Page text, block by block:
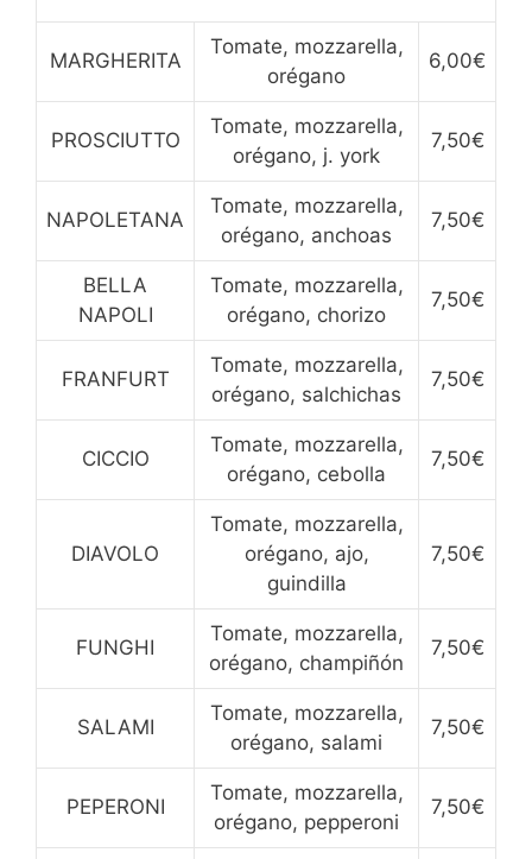
MARGHERITA
Tomate, mozzarella,
orégano
6,00€
PROSCIUTTO
Tomate, mozzarella,
orégano, j. york
7,50€
NAPOLETANA
Tomate, mozzarella,
orégano, anchoas
7,50€
BELLA
NAPOLI
Tomate, mozzarella,
orégano, chorizo
7,50€
FRANFURT
Tomate, mozzarella,
orégano, salchichas
7,50€
CICCIO
Tomate, mozzarella,
orégano, cebolla
7,50€
DIAVOLO
Tomate, mozzarella,
orégano, ajo,
guindilla
7,50€
FUNGHI
Tomate, mozzarella,
orégano, champiñón
7,50€
SALAMI
Tomate, mozzarella,
orégano, salami
7,50€
PEPERONI
Tomate, mozzarella,
orégano, pepperoni
7,50€